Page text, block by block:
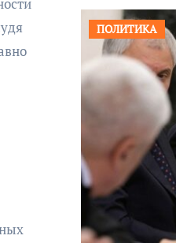
ПОЛИТИКА